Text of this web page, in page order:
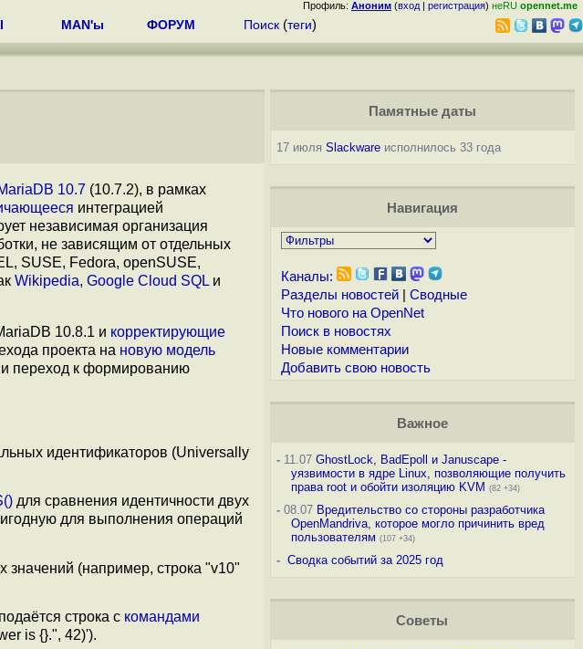
Профиль: Аноним (вход | регистрация) неRU opennet.me
MAN'ы ФОРУМ Поиск (теги)
10.7 (10.7.2), в рамках
интеграцией
независимая организация
не зависящим от отдельных
SUSE, Fedora, openSUSE,
Wikipedia, Google Cloud SQL и
10.8.1 и корректирующие
проекта на новую модель
переход к формированию
идентификаторов (Universally
для сравнения идентичности двух
для выполнения операций
значений (например, строка "v10"
строка с командами
is {}.", 42)').
Памятные даты
17 июля Slackwareисполнилось 33 года
Навигация
Каналы:
Разделы новостей| Сводные
Что нового на OpenNet
Поиск в новостях
Новые комментарии
Добавить свою новость
Важное
-11.07 GhostLock, BadEpoll и Januscape -
уязвимости в ядре Linux, позволяющие получить
права root и обойти изоляцию KVM (82 +34)
-08.07 Вредительство со стороны разработчика
OpenMandriva, которое могло причинить вред
пользователям (107 +34)
- Сводка событий за 2025 год
Советы